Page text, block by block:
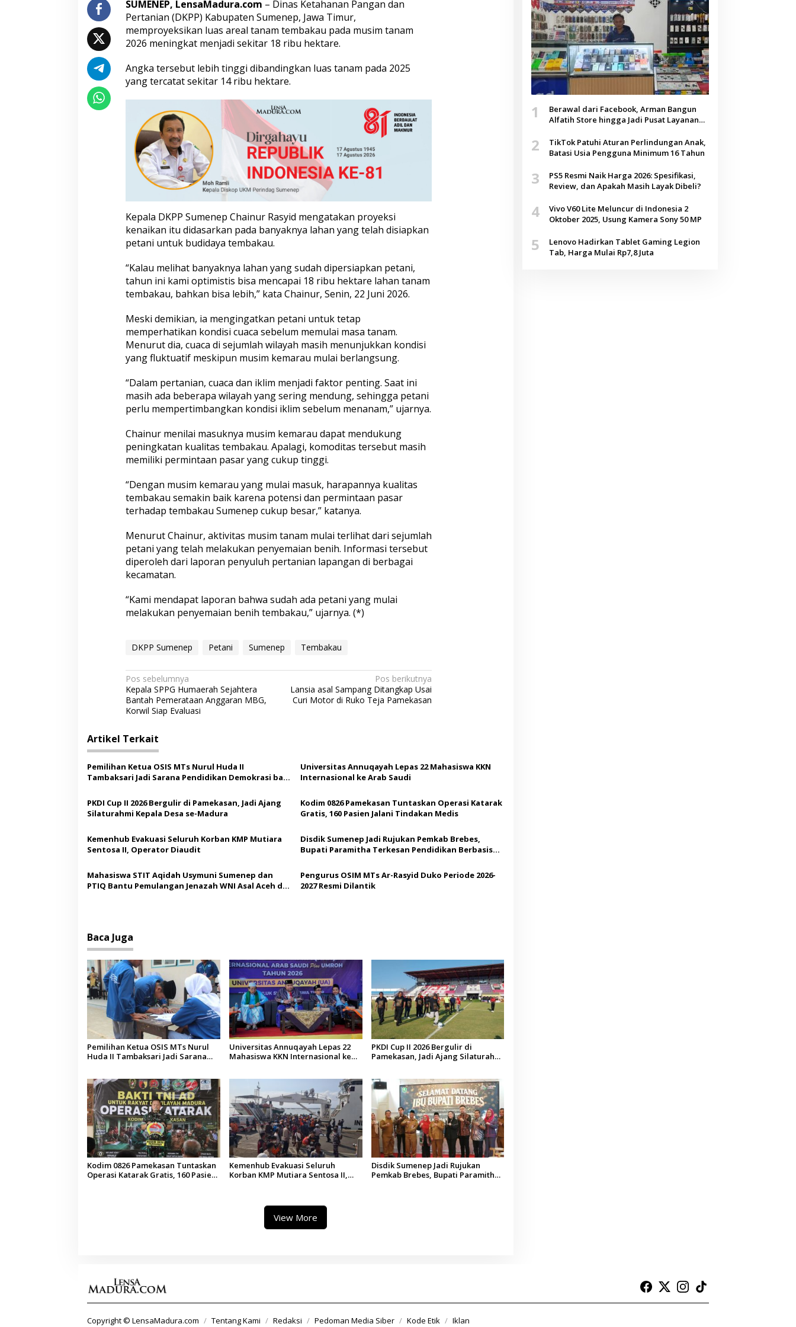
b
a
l
i
n
e
u
s
1
8
R
i
b
u
H
e
k
t
a
e
SUMENEP, LensaMadura.com – Dinas Ketahanan Pangan dan
Pertanian (DKPP) Kabupaten Sumenep, Jawa Timur,
memproyeksikan luas areal tanam tembakau pada musim tanam
2026 meningkat menjadi sekitar 18 ribu hektare.
Angka tersebut lebih tinggi dibandingkan luas tanam pada 2025
yang tercatat sekitar 14 ribu hektare.
Kepala DKPP Sumenep Chainur Rasyid mengatakan proyeksi
kenaikan itu didasarkan pada banyaknya lahan yang telah disiapkan
petani untuk budidaya tembakau.
“Kalau melihat banyaknya lahan yang sudah dipersiapkan petani,
tahun ini kami optimistis bisa mencapai 18 ribu hektare lahan tanam
tembakau, bahkan bisa lebih,” kata Chainur, Senin, 22 Juni 2026.
Meski demikian, ia mengingatkan petani untuk tetap
memperhatikan kondisi cuaca sebelum memulai masa tanam.
Menurut dia, cuaca di sejumlah wilayah masih menunjukkan kondisi
yang fluktuatif meskipun musim kemarau mulai berlangsung.
“Dalam pertanian, cuaca dan iklim menjadi faktor penting. Saat ini
masih ada beberapa wilayah yang sering mendung, sehingga petani
perlu mempertimbangkan kondisi iklim sebelum menanam,” ujarnya.
Chainur menilai masuknya musim kemarau dapat mendukung
peningkatan kualitas tembakau. Apalagi, komoditas tersebut masih
memiliki permintaan pasar yang cukup tinggi.
“Dengan musim kemarau yang mulai masuk, harapannya kualitas
tembakau semakin baik karena potensi dan permintaan pasar
terhadap tembakau Sumenep cukup besar,” katanya.
Menurut Chainur, aktivitas musim tanam mulai terlihat dari sejumlah
petani yang telah melakukan penyemaian benih. Informasi tersebut
diperoleh dari laporan penyuluh pertanian lapangan di berbagai
kecamatan.
“Kami mendapat laporan bahwa sudah ada petani yang mulai
melakukan penyemaian benih tembakau,” ujarnya. (*)
DKPP Sumenep Petani Sumenep Tembakau
N
a
v
i
g
a
s
i
p
o
s
Pos sebelumnya
Kepala SPPG Humaerah Sejahtera
Bantah Pemerataan Anggaran MBG,
Korwil Siap Evaluasi
Pos berikutnya
Lansia asal Sampang Ditangkap Usai
Curi Motor di Ruko Teja Pamekasan
Artikel Terkait
Pemilihan Ketua OSIS MTs Nurul Huda II
Tambaksari Jadi Sarana Pendidikan Demokrasi bagi
Universitas Annuqayah Lepas 22 Mahasiswa KKN
Internasional ke Arab Saudi
PKDI Cup II 2026 Bergulir di Pamekasan, Jadi Ajang
Silaturahmi Kepala Desa se-Madura
Kodim 0826 Pamekasan Tuntaskan Operasi Katarak
Gratis, 160 Pasien Jalani Tindakan Medis
Kemenhub Evakuasi Seluruh Korban KMP Mutiara
Sentosa II, Operator Diaudit
Disdik Sumenep Jadi Rujukan Pemkab Brebes,
Bupati Paramitha Terkesan Pendidikan Berbasis
Mahasiswa STIT Aqidah Usymuni Sumenep dan
PTIQ Bantu Pemulangan Jenazah WNI Asal Aceh di
Pengurus OSIM MTs Ar-Rasyid Duko Periode 2026-
2027 Resmi Dilantik
Baca Juga
Pemilihan Ketua OSIS MTs Nurul
Huda II Tambaksari Jadi Sarana
Universitas Annuqayah Lepas 22
Mahasiswa KKN Internasional ke
PKDI Cup II 2026 Bergulir di
Pamekasan, Jadi Ajang Silaturahmi
Kodim 0826 Pamekasan Tuntaskan
Operasi Katarak Gratis, 160 Pasien
Kemenhub Evakuasi Seluruh
Korban KMP Mutiara Sentosa II,
Disdik Sumenep Jadi Rujukan
Pemkab Brebes, Bupati Paramitha
View More
1
Berawal dari Facebook, Arman Bangun
Alfatih Store hingga Jadi Pusat Layanan
2
TikTok Patuhi Aturan Perlindungan Anak,
Batasi Usia Pengguna Minimum 16 Tahun
3
PS5 Resmi Naik Harga 2026: Spesifikasi,
Review, dan Apakah Masih Layak Dibeli?
4
Vivo V60 Lite Meluncur di Indonesia 2
Oktober 2025, Usung Kamera Sony 50 MP
5
Lenovo Hadirkan Tablet Gaming Legion
Tab, Harga Mulai Rp7,8 Juta
Copyright © LensaMadura.com Tentang Kami Redaksi Pedoman Media Siber Kode Etik Iklan